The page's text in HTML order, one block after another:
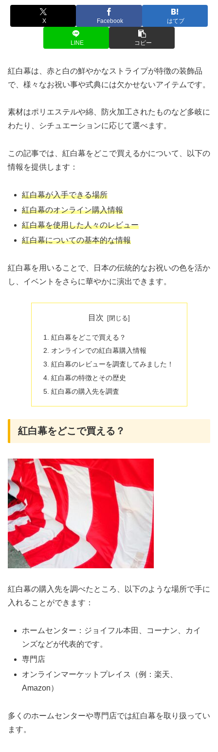
X Facebook はてブ
LINE コピー
紅白幕は、赤と白の鮮やかなストライプが特徴の装飾品
で、様々なお祝い事や式典には欠かせないアイテムです。
素材はポリエステルや綿、防火加工されたものなど多岐に
わたり、シチュエーションに応じて選べます。
この記事では、紅白幕をどこで買えるかについて、以下の
情報を提供します：
紅白幕が入手できる場所
紅白幕のオンライン購入情報
紅白幕を使用した人々のレビュー
紅白幕についての基本的な情報
紅白幕を用いることで、日本の伝統的なお祝いの色を活か
し、イベントをさらに華やかに演出できます。
目次
紅白幕をどこで買える？
オンラインでの紅白幕購入情報
紅白幕のレビューを調査してみました！
紅白幕の特徴とその歴史
紅白幕の購入先を調査
紅白幕をどこで買える？
紅白幕の購入先を調べたところ、以下のような場所で手に
入れることができます：
ホームセンター：ジョイフル本田、コーナン、カイ
ンズなどが代表的です。
専門店
オンラインマーケットプレイス（例：楽天、
Amazon）
多くのホームセンターや専門店では紅白幕を取り扱ってい
ます。